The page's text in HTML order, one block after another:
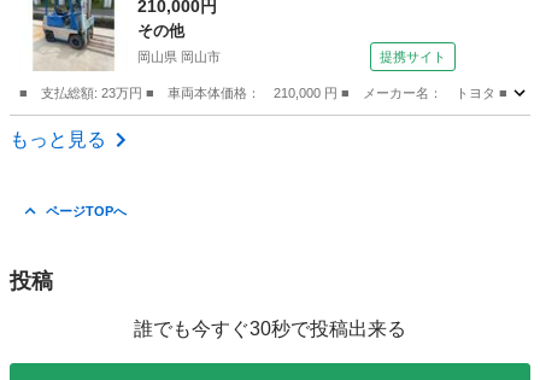
210,000円
その他
岡山県 岡山市 提携サイト
■ 支払総額: 23万円 ■ 車両本体価格： 210,000 円 ■ メーカー名： トヨタ ■
岡山 岡山市
もっと見る
ページTOPへ
投稿
誰でも今すぐ30秒で投稿出来る